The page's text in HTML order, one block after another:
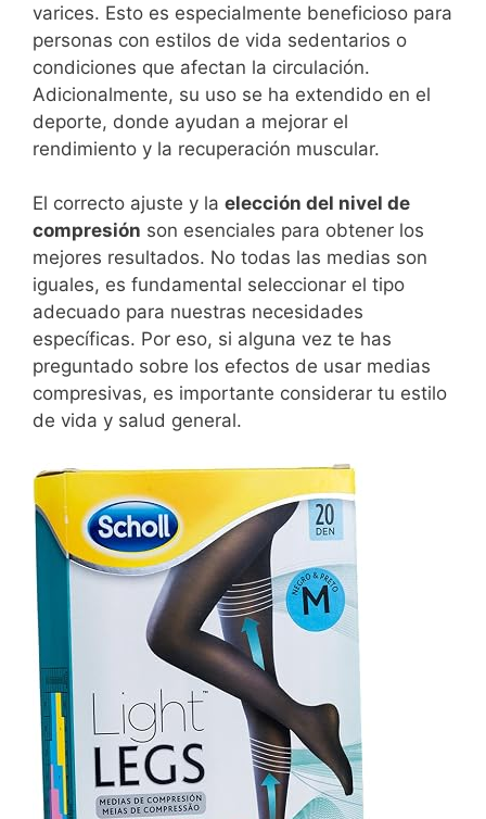
varices. Esto es especialmente beneficioso para
personas con estilos de vida sedentarios o
condiciones que afectan la circulación.
Adicionalmente, su uso se ha extendido en el
deporte, donde ayudan a mejorar el
rendimiento y la recuperación muscular.
El correcto ajuste y la elección del nivel de
compresión son esenciales para obtener los
mejores resultados. No todas las medias son
iguales, es fundamental seleccionar el tipo
adecuado para nuestras necesidades
específicas. Por eso, si alguna vez te has
preguntado sobre los efectos de usar medias
compresivas, es importante considerar tu estilo
de vida y salud general.